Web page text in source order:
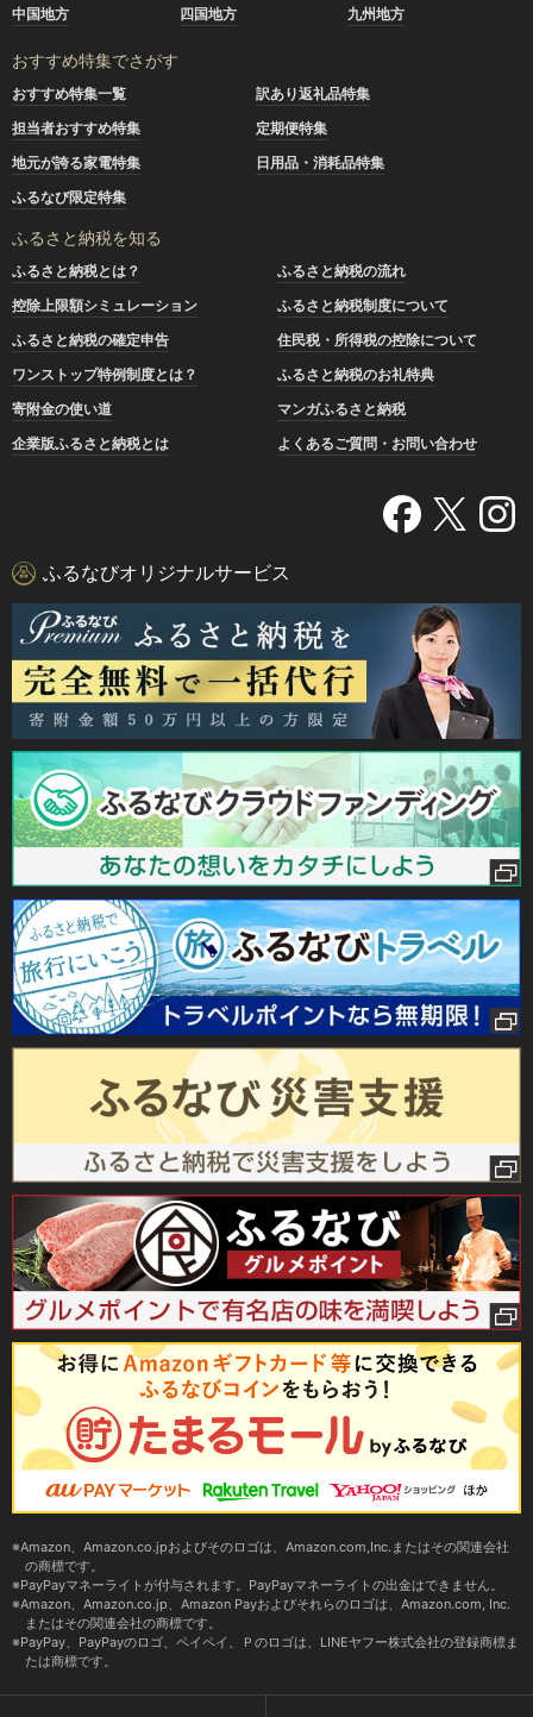
中国地方
四国地方 九州地方
おすすめ特集でさがす
おすすめ特集一覧
訳あり返礼品特集
担当者おすすめ特集
定期便特集
地元が誇る家電特集
日用品・消耗品特集
ふるなび限定特集
ふるさと納税を知る
ふるさと納税とは？
ふるさと納税の流れ
控除上限額シミュレーション
ふるさと納税制度について
ふるさと納税の確定申告
住民税・所得税の控除について
ワンストップ特例制度とは？
ふるさと納税のお礼特典
寄附金の使い道
マンガふるさと納税
企業版ふるさと納税とは
よくあるご質問・お問い合わせ
ふるなびオリジナルサービス
Amazon、Amazon.co.jpおよびそのロゴは、Amazon.com,Inc.またはその関連会社
の商標です。
PayPayマネーライトが付与されます。PayPayマネーライトの出金はできません。
Amazon、Amazon.co.jp、Amazon Payおよびそれらのロゴは、Amazon.com, Inc.
またはその関連会社の商標です。
PayPay、PayPayのロゴ、ペイペイ、Ｐのロゴは、LINEヤフー株式会社の登録商標ま
たは商標です。